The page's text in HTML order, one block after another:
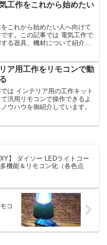
工作をこれから始めたい
これから始めたい人へ向けて
す。この記事では 電気工作で
る器具、機材について紹介し
ア用工作をリモコンで動
は インテリア用の工作キット
汎用リモコンで操作できるよ
ウハウを御紹介しています。
】 ダイソー LEDライトコー
機能＆リモコン化（各色点
コ